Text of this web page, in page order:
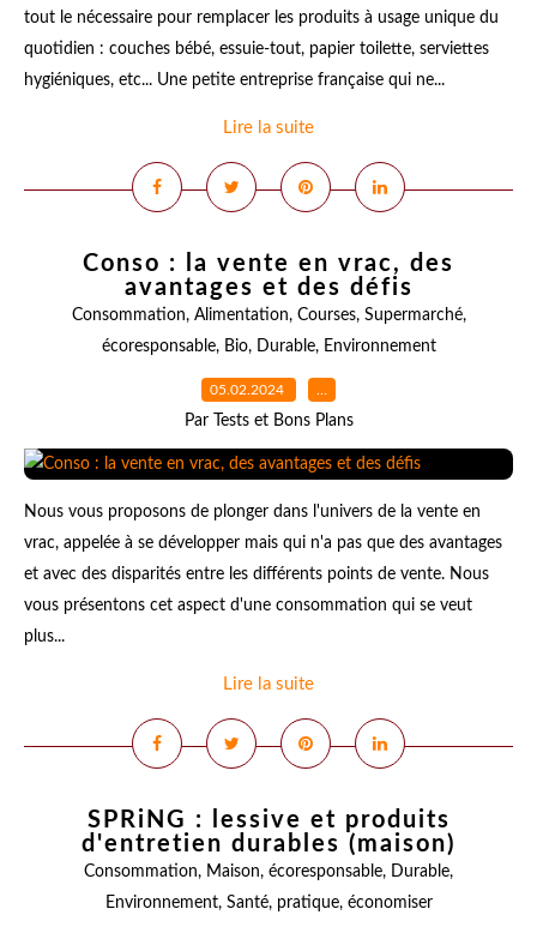
tout le nécessaire pour remplacer les produits à usage unique du
quotidien : couches bébé, essuie-tout, papier toilette, serviettes
hygiéniques, etc... Une petite entreprise française qui ne...
Lire la suite
Conso : la vente en vrac, des
avantages et des défis
Consommation, Alimentation, Courses, Supermarché,
écoresponsable, Bio, Durable, Environnement
05.02.2024 …
Par Tests et Bons Plans
Nous vous proposons de plonger dans l'univers de la vente en
vrac, appelée à se développer mais qui n'a pas que des avantages
et avec des disparités entre les différents points de vente. Nous
vous présentons cet aspect d'une consommation qui se veut
plus...
Lire la suite
SPRiNG : lessive et produits
d'entretien durables (maison)
Consommation, Maison, écoresponsable, Durable,
Environnement, Santé, pratique, économiser